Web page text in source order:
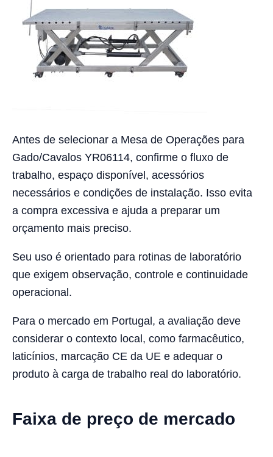
Antes de selecionar a Mesa de Operações para
Gado/Cavalos YR06114, confirme o fluxo de
trabalho, espaço disponível, acessórios
necessários e condições de instalação. Isso evita
a compra excessiva e ajuda a preparar um
orçamento mais preciso.
Seu uso é orientado para rotinas de laboratório
que exigem observação, controle e continuidade
operacional.
Para o mercado em Portugal, a avaliação deve
considerar o contexto local, como farmacêutico,
laticínios, marcação CE da UE e adequar o
produto à carga de trabalho real do laboratório.
Faixa de preço de mercado